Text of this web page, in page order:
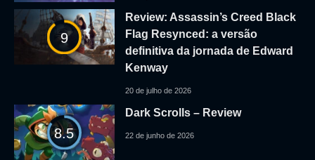
9
Review: Assassin’s Creed Black
Flag Resynced: a versão
definitiva da jornada de Edward
Kenway
20 de julho de 2026
8.5
Dark Scrolls – Review
22 de junho de 2026